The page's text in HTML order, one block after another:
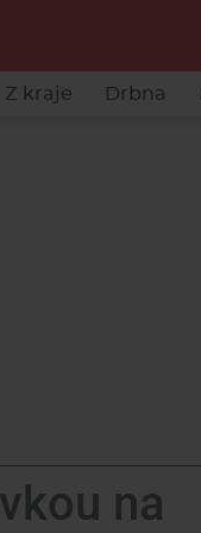
Z kraje Drbna
na